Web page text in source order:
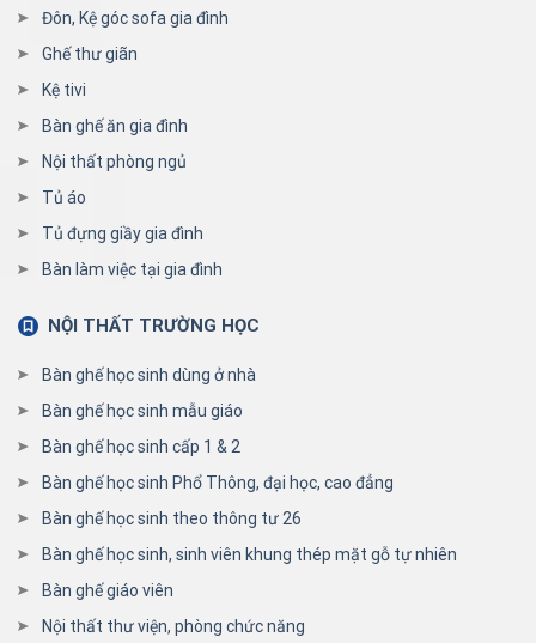
Đôn, Kệ góc sofa gia đình
Ghế thư giãn
Kệ tivi
Bàn ghế ăn gia đình
Nội thất phòng ngủ
Tủ áo
Tủ đựng giầy gia đình
Bàn làm việc tại gia đình
NỘI THẤT TRƯỜNG HỌC
Bàn ghế học sinh dùng ở nhà
Bàn ghế học sinh mẫu giáo
Bàn ghế học sinh cấp 1 & 2
Bàn ghế học sinh Phổ Thông, đại học, cao đẳng
Bàn ghế học sinh theo thông tư 26
Bàn ghế học sinh, sinh viên khung thép mặt gỗ tự nhiên
Bàn ghế giáo viên
Nội thất thư viện, phòng chức năng